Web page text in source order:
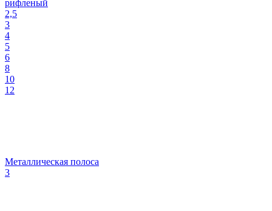
рифленый
2,5
3
4
5
6
8
10
12
Металлическая полоса
3